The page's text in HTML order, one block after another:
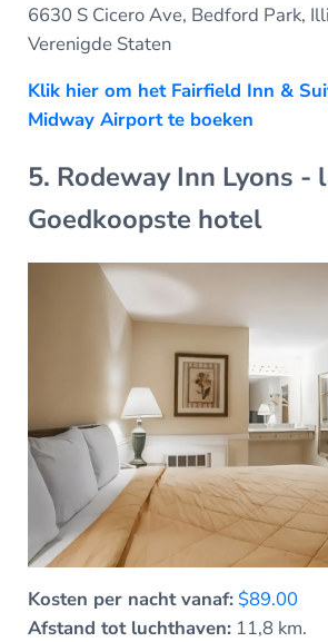
6630 S Cicero Ave, Bedford Park,
Verenigde Staten
Klik hier om het Fairfield Inn &
Midway Airport te boeken
5. Rodeway Inn Lyons -
Goedkoopste hotel
Kosten per nacht vanaf: $89.00
Afstand tot luchthaven:11,8 km.